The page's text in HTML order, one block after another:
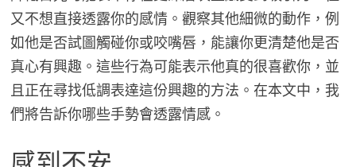
又不想直接透露你的感情。觀察其他細微的動作，例
如他是否試圖觸碰你或咬嘴唇，能讓你更清楚他是否
真心有興趣。這些行為可能表示他真的很喜歡你，並
且正在尋找低調表達這份興趣的方法。在本文中，我
們將告訴你哪些手勢會透露情感。